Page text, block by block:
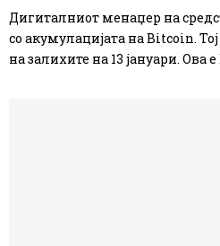
Дигиталниот менаџер на
со акумулацијата на Bitcoin.
на залихите на 13 јануари. Ова